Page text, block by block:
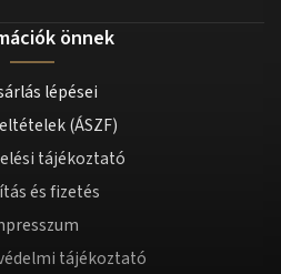
önnek
lépései
(ÁSZF)
tájékoztató
és fizetés
tájékoztató